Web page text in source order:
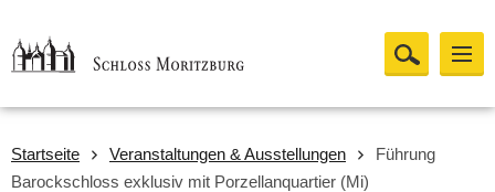
Startseite Veranstaltungen & Ausstellungen
Führung
Barockschloss exklusiv mit Porzellanquartier (Mi)